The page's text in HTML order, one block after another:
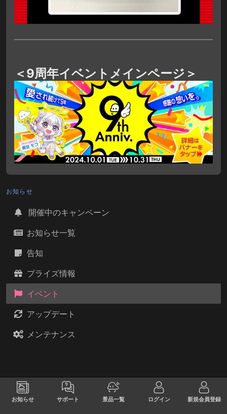
お知らせ サポート 景品一覧 ログイン 新規会員登録
＜9周年イベントメインページ＞
お知らせ
開催中のキャンペーン
お知らせ一覧
告知
プライズ情報
イベント
アップデート
メンテナンス